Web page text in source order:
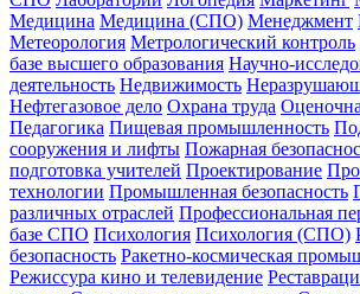
Медицина Медицина (СПО) Менеджмент
Метеорология Метрологический контроль
базе высшего образования Научно-
деятельность Недвижимость
Нефтегазовое дело Охрана труда
Педагогика Пищевая промышленность
сооружения и лифты Пожарная
подготовка учителей Проектирование
технологии Промышленная безопасность
различных отраслей Профессиональная
базе СПО Психология Психология (СПО)
безопасность Ракетно-космическая
Режиссура кино и телевидение